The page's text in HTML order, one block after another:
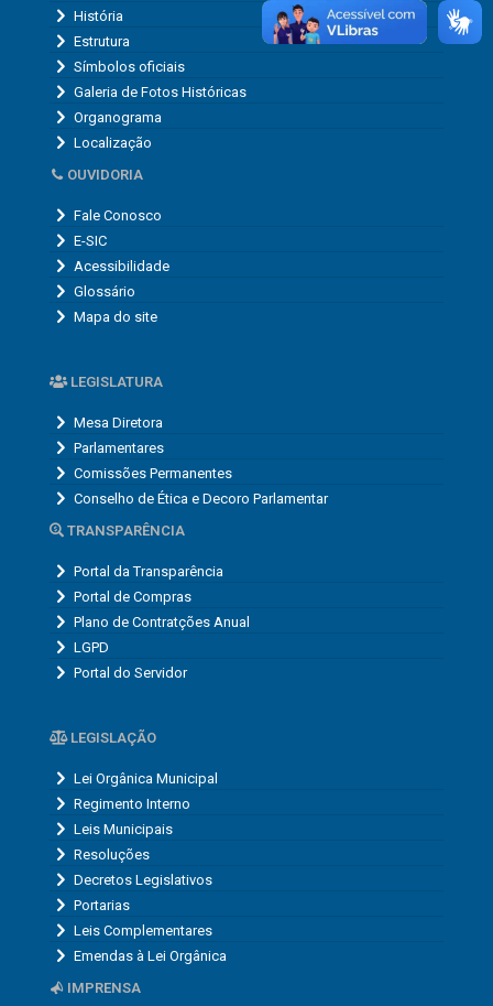
História
Estrutura
Símbolos oficiais
Galeria de Fotos Históricas
Organograma
Localização
OUVIDORIA
Fale Conosco
E-SIC
Acessibilidade
Glossário
Mapa do site
LEGISLATURA
Mesa Diretora
Parlamentares
Comissões Permanentes
Conselho de Ética e Decoro Parlamentar
TRANSPARÊNCIA
Portal da Transparência
Portal de Compras
Plano de Contratções Anual
LGPD
Portal do Servidor
LEGISLAÇÃO
Lei Orgânica Municipal
Regimento Interno
Leis Municipais
Resoluções
Decretos Legislativos
Portarias
Leis Complementares
Emendas à Lei Orgânica
IMPRENSA